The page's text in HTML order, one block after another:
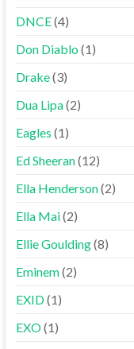
DNCE(4)
Don Diablo(1)
Drake(3)
Dua Lipa(2)
Eagles (1)
Ed Sheeran(12)
Ella Henderson(2)
Ella Mai(2)
Ellie Goulding(8)
Eminem(2)
EXID(1)
EXO(1)